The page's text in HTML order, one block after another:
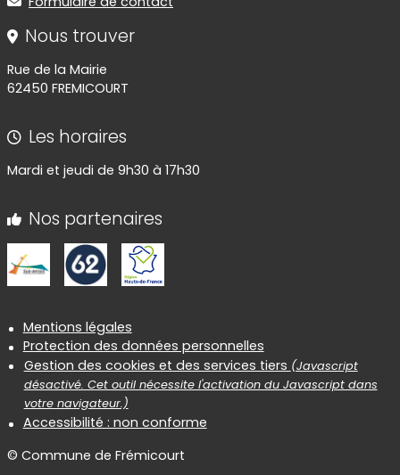
Nous trouver
Rue de la Mairie
62450 FREMICOURT
Les horaires
Mardi et jeudi de 9h30 à 17h30
Nos partenaires
Informations réglementaires
Mentions légales
Protection des données personnelles
Gestion des cookies et des services tiers (Javascript
désactivé. Cet outil nécessite l'activation du Javascript dans
votre navigateur.)
Accessibilité : non conforme
© Commune de Frémicourt